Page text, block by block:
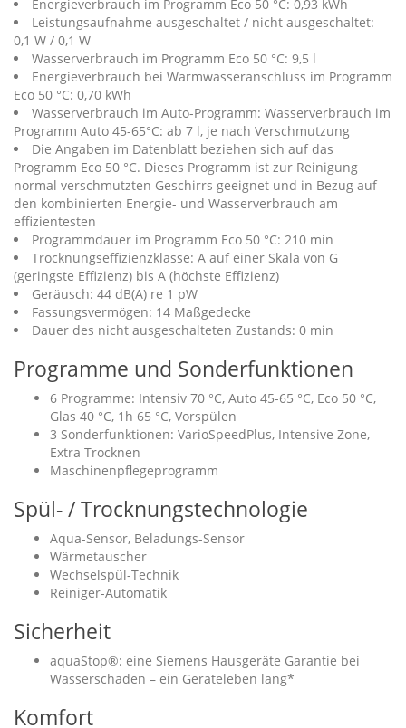
Energieverbrauch im Programm Eco 50 °C: 0,93 kWh
Leistungsaufnahme ausgeschaltet / nicht ausgeschaltet:
0,1 W / 0,1 W
Wasserverbrauch im Programm Eco 50 °C: 9,5 l
Energieverbrauch bei Warmwasseranschluss im Programm
Eco 50 °C: 0,70 kWh
Wasserverbrauch im Auto-Programm: Wasserverbrauch im
Programm Auto 45-65°C: ab 7 l, je nach Verschmutzung
Die Angaben im Datenblatt beziehen sich auf das
Programm Eco 50 °C. Dieses Programm ist zur Reinigung
normal verschmutzten Geschirrs geeignet und in Bezug auf
den kombinierten Energie- und Wasserverbrauch am
effizientesten
Programmdauer im Programm Eco 50 °C: 210 min
Trocknungseffizienzklasse: A auf einer Skala von G
(geringste Effizienz) bis A (höchste Effizienz)
Geräusch: 44 dB(A) re 1 pW
Fassungsvermögen: 14 Maßgedecke
Dauer des nicht ausgeschalteten Zustands: 0 min
Programme und Sonderfunktionen
6 Programme: Intensiv 70 °C, Auto 45-65 °C, Eco 50 °C,
Glas 40 °C, 1h 65 °C, Vorspülen
3 Sonderfunktionen: VarioSpeedPlus, Intensive Zone,
Extra Trocknen
Maschinenpflegeprogramm
Spül- / Trocknungstechnologie
Aqua-Sensor, Beladungs-Sensor
Wärmetauscher
Wechselspül-Technik
Reiniger-Automatik
Sicherheit
aquaStop®: eine Siemens Hausgeräte Garantie bei
Wasserschäden – ein Geräteleben lang*
Komfort